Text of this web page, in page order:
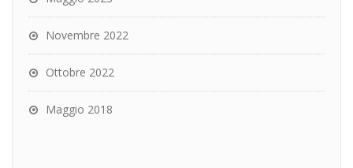
Novembre 2022
Ottobre 2022
Maggio 2018